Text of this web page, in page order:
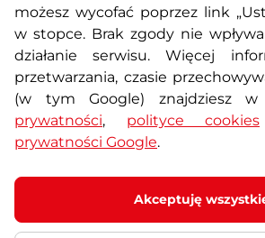
Metody płatności
Usługi dodatkowe
Formularz kontaktowy
możesz wycofać poprzez link
w stopce. Brak zgody nie
działanie serwisu. Więcej
przetwarzania, czasie
(w tym Google) znajdziesz w
prywatności, polityce cookies
prywatności Google.
Akceptuję